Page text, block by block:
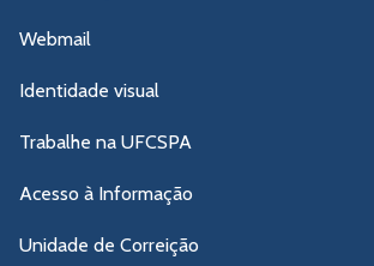
Webmail
Identidade visual
Trabalhe na UFCSPA
Acesso à Informação
Unidade de Correição